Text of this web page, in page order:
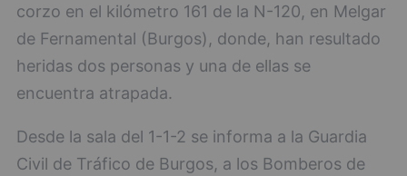
corzo en el kilómetro 161 de la N-120, en Melgar
de Fernamental (Burgos), donde, han resultado
heridas dos personas y una de ellas se
encuentra atrapada.
Desde la sala del 1-1-2 se informa a la Guardia
Civil de Tráfico de Burgos, a los Bomberos de